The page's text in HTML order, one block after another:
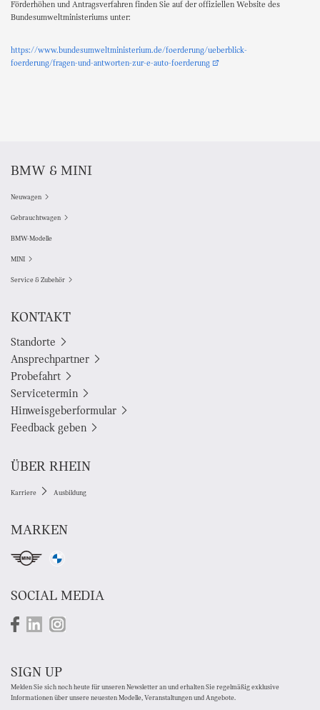
Förderhöhen und Antragsverfahren finden Sie auf der offiziellen Website des
Bundesumweltministeriums unter:
https://www.bundesumweltministerium.de/foerderung/ueberblick-
foerderung/fragen-und-antworten-zur-e-auto-foerderung
BMW & MINI
Neuwagen
Gebrauchtwagen
BMW-Modelle
MINI
Service & Zubehör
KONTAKT
Standorte
Ansprechpartner
Probefahrt
Servicetermin
Hinweisgeberformular
Feedback geben
ÜBER RHEIN
Karriere Ausbildung
MARKEN
SOCIAL MEDIA
SIGN UP
Melden Sie sich noch heute für unseren Newsletter an und erhalten Sie regelmäßig exklusive
Informationen über unsere neuesten Modelle, Veranstaltungen und Angebote.